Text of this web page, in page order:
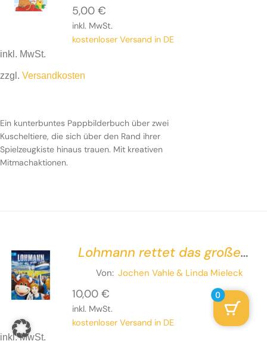
5,00 €
inkl. MwSt.
kostenloser Versand in DE
inkl. MwSt.
zzgl. Versandkosten
Ein kunterbuntes Pappbilderbuch über zwei
Kuscheltiere, die sich über den Rand ihrer
Spielzeugkiste hinaus trauen. Mit kreativen
Mitmachaktionen.
Lohmann rettet das große
Spiel
Von: Jochen Vahle & Linda Mieleck
10,00 €
inkl. MwSt.
kostenloser Versand in DE
inkl. MwSt.
0